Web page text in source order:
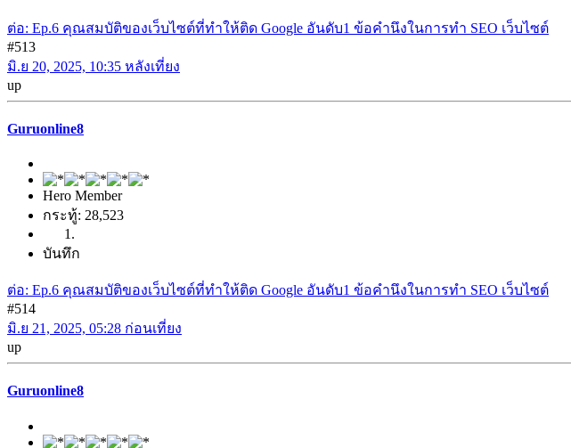
ต่อ: Ep.6 คุณสมบัติของเว็บไซต์ที่ทำให้ติด Google อันดับ1 ข้อคำนึงในการทำ SEO เว็บไซต์
#513
มิ.ย 20, 2025, 10:35 หลังเที่ยง
up
Guruonline8
Hero Member
กระทู้: 28,523
บันทึก
ต่อ: Ep.6 คุณสมบัติของเว็บไซต์ที่ทำให้ติด Google อันดับ1 ข้อคำนึงในการทำ SEO เว็บไซต์
#514
มิ.ย 21, 2025, 05:28 ก่อนเที่ยง
up
Guruonline8